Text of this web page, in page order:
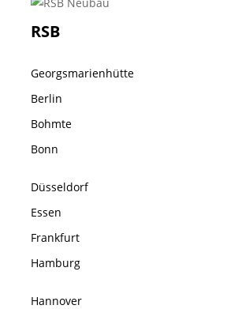
RSB
Georgsmarienhütte
Berlin
Bohmte
Bonn
Düsseldorf
Essen
Frankfurt
Hamburg
Hannover